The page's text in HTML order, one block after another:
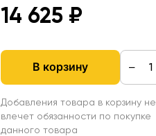
14 625 ₽
В корзину −
Добавления товара в корзину не
влечет обязанности по покупке
данного товара